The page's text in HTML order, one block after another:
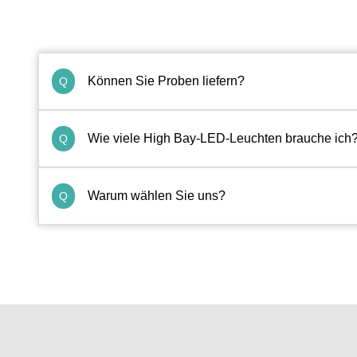
Q Können Sie Proben liefern?
Q Wie viele High Bay-LED-Leuchten brauche
Q Warum wählen Sie uns?